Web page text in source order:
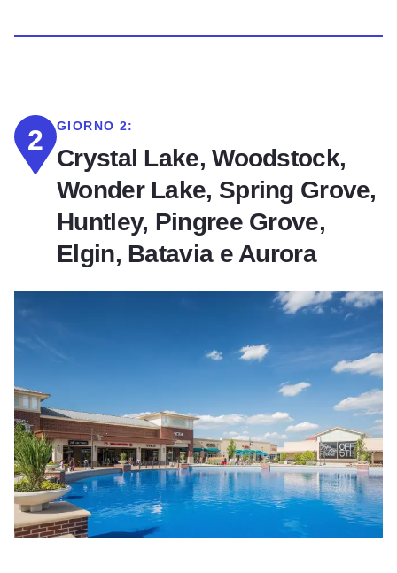
2 GIORNO 2:
Crystal Lake, Woodstock,
Wonder Lake, Spring Grove,
Huntley, Pingree Grove,
Elgin, Batavia e Aurora